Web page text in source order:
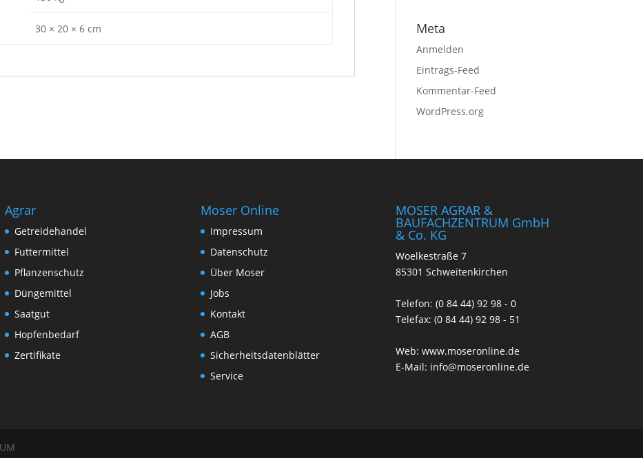
30 × 20 × 6 cm Meta
Anmelden
Eintrags-Feed
Kommentar-Feed
WordPress.org
Agrar
Getreidehandel
Futtermittel
Pflanzenschutz
Düngemittel
Saatgut
Hopfenbedarf
Zertifikate
Moser Online
Impressum
Datenschutz
Über Moser
Jobs
Kontakt
AGB
Sicherheitsdatenblätter
Service
MOSER AGRAR &
BAUFACHZENTRUM GmbH
& Co. KG
Woelkestraße 7
85301 Schweitenkirchen
Telefon: (0 84 44) 92 98 - 0
Telefax: (0 84 44) 92 98 - 51
Web:www.moseronline.de
E-Mail: info@moseronline.de